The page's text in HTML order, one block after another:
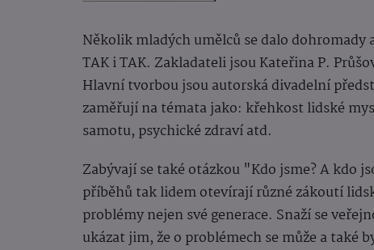
Několik mladých umělců se dalo
TAK i TAK. Zakladateli jsou Kateřina P.
Hlavní tvorbou jsou autorská divadelní
zaměřují na témata jako: křehkost lidské
samotu, psychické zdraví atd.
Zabývají se také otázkou "Kdo jsme? A kdo
příběhů tak lidem otevírají různé zákoutí
problémy nejen své generace. Snaží se
ukázat jim, že o problémech se může a také